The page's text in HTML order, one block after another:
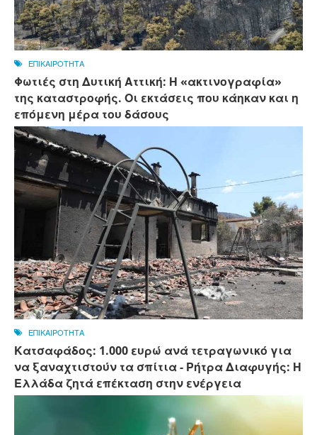
ΕΠΙΚΑΙΡΟΤΗΤΑ
Φωτιές στη Δυτική Αττική: Η «ακτινογραφία»
της καταστροφής. Οι εκτάσεις που κάηκαν και η
επόμενη μέρα του δάσους
ΕΠΙΚΑΙΡΟΤΗΤΑ
Κατσαφάδος: 1.000 ευρώ ανά τετραγωνικό για
να ξαναχτιστούν τα σπίτια - Ρήτρα Διαφυγής: Η
Ελλάδα ζητά επέκταση στην ενέργεια